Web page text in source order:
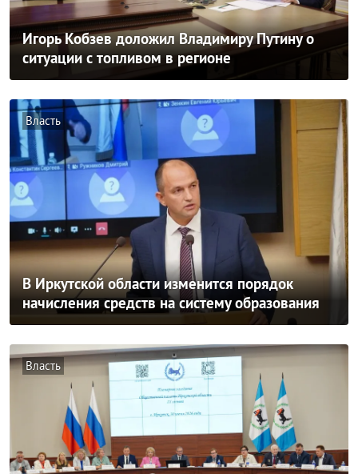
Игорь Кобзев доложил Владимиру Путину о
ситуации с топливом в регионе
Власть
В Иркутской области изменится порядок
начисления средств на систему образования
Власть